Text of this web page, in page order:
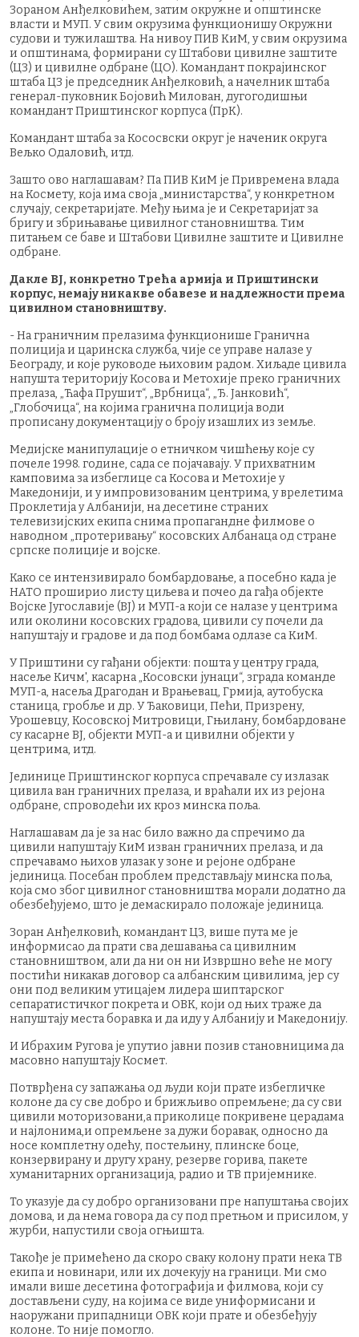
Зораном Анђелковићем, затим окружне и општинске
власти и МУП. У свим окрузима функционишу Окружни
судови и тужилаштва. На нивоу ПИВ КиМ, у свим окрузима
и општинама, формирани су Штабови цивилне заштите
(ЦЗ) и цивилне одбране (ЦО). Командант покрајинског
штаба ЦЗ је председник Анђелковић, а начелник штаба
генерал-пуковник Бојовић Милован, дугогодишњи
командант Приштинског корпуса (ПрК).
Командант штаба за Кососвски округ је наченик округа
Вељко Одаловић, итд.
Зашто ово наглашавам? Па ПИВ КиМ је Привремена влада
на Космету, која има своја „министарства“, у конкретном
случају, секретаријате. Међу њима је и Секретаријат за
бригу и збрињавање цивилног становништва. Тим
питањем се баве и Штабови Цивилне заштите и Цивилне
одбране.
Дакле ВЈ, конкретно Трећа армија и Приштински
корпус, немају никакве обавезе и надлежности према
цивилном становништву.
- На граничним прелазима функционише Гранична
полиција и царинска служба, чије се управе налазе у
Београду, и које руководе њиховим радом. Хиљаде цивила
напушта територију Косова и Метохије преко граничних
прелаза, „Ћафа Прушит“, „Врбница“, „Ђ. Јанковић“,
„Глобочица“, на којима гранична полиција води
прописану документацију о броју изашлих из земље.
Медијске манипулације о етничком чишћењу које су
почеле 1998. године, сада се појачавају. У прихватним
камповима за избеглице са Косова и Метохије у
Македонији, и у импровизованим центрима, у врелетима
Проклетија у Албанији, на десетине страних
телевизијских екипа снима пропагандне филмове о
наводном „протеривању“ косовских Албанаца од стране
српске полиције и војске.
Како се интензивирало бомбардовање, а посебно када је
НАТО проширио листу циљева и почео да гађа објекте
Војске Југославије (ВЈ) и МУП-а који се налазе у центрима
или околини косовских градова, цивили су почели да
напуштају и градове и да под бомбама одлазе са КиМ.
У Приштини су гађани објекти: пошта у центру града,
насеље Кичм', касарна „Косовски јунаци“, зграда команде
МУП-а, насеља Драгодан и Врањевац, Грмија, аутобуска
станица, гробље и др. У Ђаковици, Пећи, Призрену,
Урошевцу, Косовској Митровици, Гњилану, бомбардоване
су касарне ВЈ, објекти МУП-а и цивилни објекти у
центрима, итд.
Јединице Приштинског корпуса спречавале су излазак
цивила ван граничних прелаза, и враћали их из рејона
одбране, спроводећи их кроз минска поља.
Наглашавам да је за нас било важно да спречимо да
цивили напуштају КиМ изван граничних прелаза, и да
спречавамо њихов улазак у зоне и рејоне одбране
јединица. Посебан проблем представљају минска поља,
која смо због цивилног становништва морали додатно да
обезбеђујемо, што је демаскирало положаје јединица.
Зоран Анђелковић, командант ЦЗ, више пута ме је
информисао да прати сва дешавања са цивилним
становништвом, али да ни он ни Извршно веће не могу
постићи никакав договор са албанским цивилима, јер су
они под великим утицајем лидера шиптарског
сепаратистичког покрета и ОВК, који од њих траже да
напуштају места боравка и да иду у Албанију и Македонију.
И Ибрахим Ругова је упутио јавни позив становницима да
масовно напуштају Космет.
Потврђена су запажања од људи који прате избегличке
колоне да су све добро и брижљиво опремљене; да су сви
цивили моторизовани,а приколице покривене церадама
и најлонима,и опремљене за дужи боравак, односно да
носе комплетну одећу, постељину, плинске боце,
конзервирану и другу храну, резерве горива, пакете
хуманитарних организација, радио и ТВ пријемнике.
То указује да су добро организовани пре напуштања својих
домова, и да нема говора да су под претњом и присилом, у
журби, напустили своја огњишта.
Такође је примећено да скоро сваку колону прати нека ТВ
екипа и новинари, или их дочекују на граници. Ми смо
имали више десетина фотографија и филмова, који су
достављени суду, на којима се виде униформисани и
наоружани припадници ОВК који прате и обезбеђују
колоне. То није помогло.